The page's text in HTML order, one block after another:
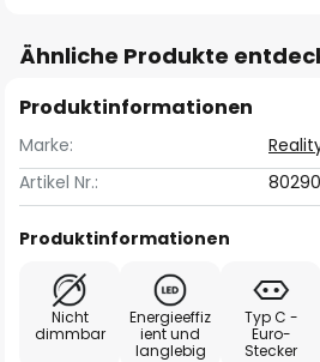
Ähnliche Produkte
Produktinformationen
Marke:
Artikel Nr.:
Produktinformationen
Nicht
dimmbar
Energieeffiz
ient und
langlebig
Typ C -
Euro-
Stecker